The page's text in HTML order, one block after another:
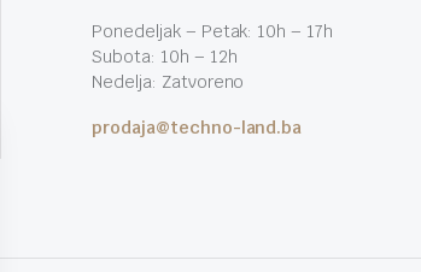
Ponedeljak – Petak: 10h – 17h
Subota: 10h – 12h
Nedelja: Zatvoreno
prodaja@techno-land.ba